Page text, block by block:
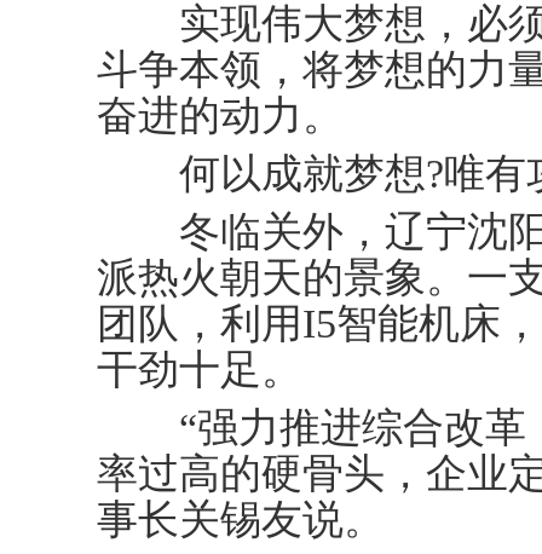
实现伟大梦想，必须
斗争本领，将梦想的力
奋进的动力。
何以成就梦想?唯有
冬临关外，辽宁沈阳
派热火朝天的景象。一
团队，利用I5智能机床
干劲十足。
“强力推进综合改革
率过高的硬骨头，企业
事长关锡友说。